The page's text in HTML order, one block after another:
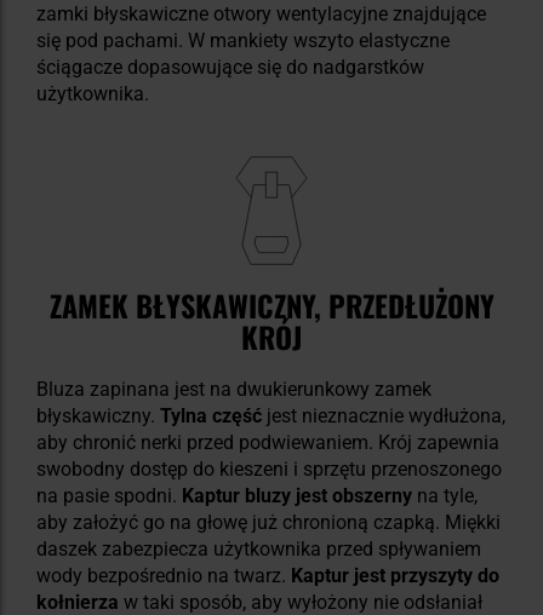
zamki błyskawiczne otwory wentylacyjne znajdujące
się pod pachami. W mankiety wszyto elastyczne
ściągacze dopasowujące się do nadgarstków
użytkownika.
ZAMEK BŁYSKAWICZNY, PRZEDŁUŻONY
KRÓJ
Bluza zapinana jest na dwukierunkowy zamek
błyskawiczny. Tylna część jest nieznacznie wydłużona,
aby chronić nerki przed podwiewaniem. Krój zapewnia
swobodny dostęp do kieszeni i sprzętu przenoszonego
na pasie spodni. Kaptur bluzy jest obszerny na tyle,
aby założyć go na głowę już chronioną czapką. Miękki
daszek zabezpiecza użytkownika przed spływaniem
wody bezpośrednio na twarz. Kaptur jest przyszyty do
kołnierza w taki sposób, aby wyłożony nie odsłaniał